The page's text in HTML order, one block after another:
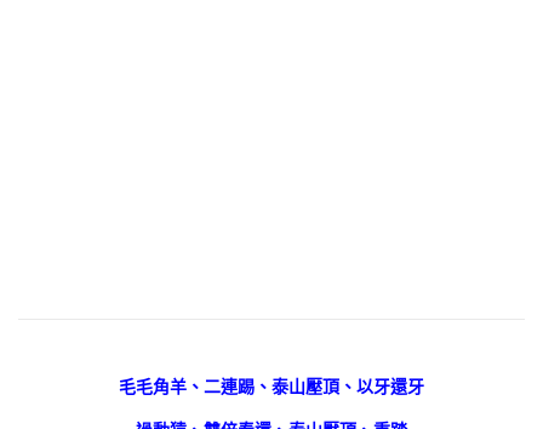
毛毛角羊、二連踢、泰山壓頂、以牙還牙